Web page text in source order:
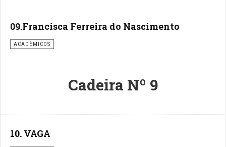
09.Francisca Ferreira do Nascimento
ACADÊMICOS
Cadeira Nº 9
10. VAGA